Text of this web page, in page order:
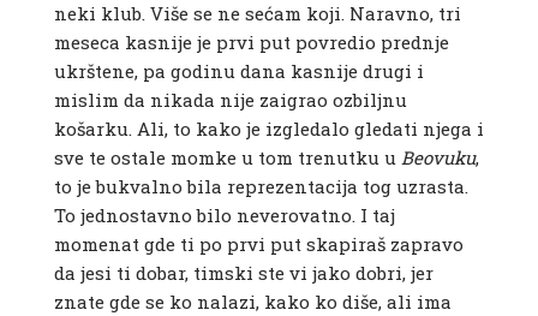
neki klub. Više se ne sećam koji. Naravno, tri
meseca kasnije je prvi put povredio prednje
ukrštene, pa godinu dana kasnije drugi i
mislim da nikada nije zaigrao ozbiljnu
košarku. Ali, to kako je izgledalo gledati njega i
sve te ostale momke u tom trenutku u Beovuku,
to je bukvalno bila reprezentacija tog uzrasta.
To jednostavno bilo neverovatno. I taj
momenat gde ti po prvi put skapiraš zapravo
da jesi ti dobar, timski ste vi jako dobri, jer
znate gde se ko nalazi, kako ko diše, ali ima